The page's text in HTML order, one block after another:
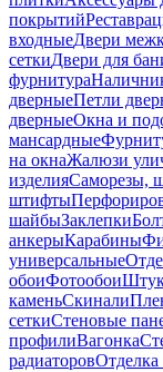
покрытий
входныеДвери
сеткиДвери для
фурнитура
дверныеПетли
дверныеОкна и
мансардные
на окнаЖалюзи
изделияСаморезы,
штифты
шайбыЗаклепки
анкерыКарабины
универсальные
обоиФотообои
каменьСкинали
сеткиСтеновые
профилиВагонка
радиаторовОтделка